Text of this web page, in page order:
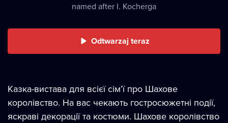
named after I. Kocherga
Odtwarzaj teraz
Казка-вистава для всієї сімʼї про Шахове
королівство. На вас чекають гостросюжетні події,
яскраві декорації та костюми. Шахове королівство